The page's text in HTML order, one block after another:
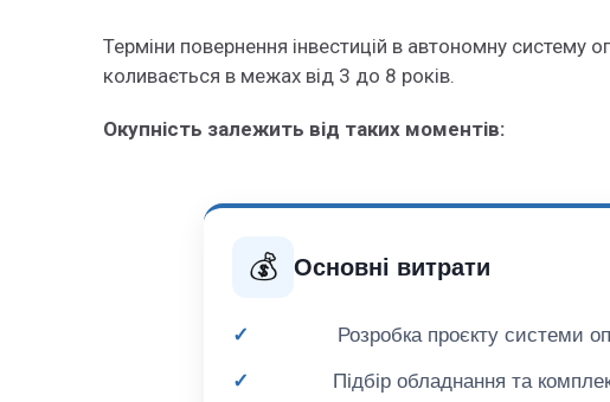
Терміни повернення інвестицій в автономну систему
коливається в межах від 3 до 8 років.
Окупність залежить від таких моментів:
💰 Основні витрати
Розробка проєкту системи
Підбір обладнання та